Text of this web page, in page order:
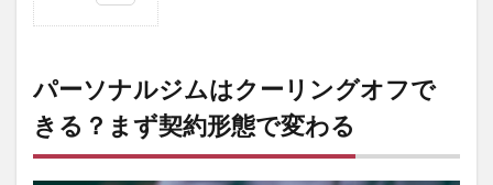
ルジ
ムは
クー
リン
グオ
フで
パーソナルジムはクーリングオフで
きる？まず契約形態で変わる